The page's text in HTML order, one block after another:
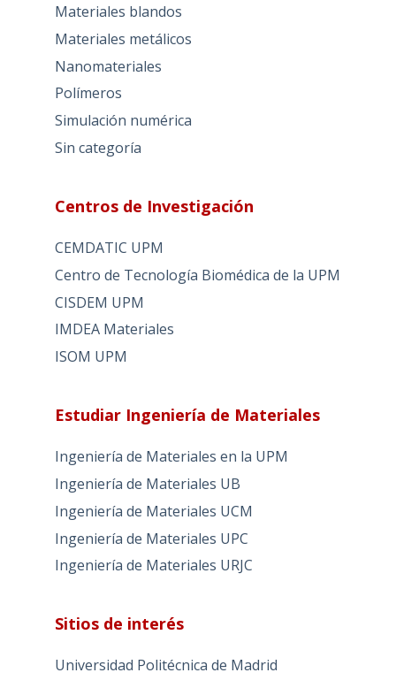
Materiales blandos
Materiales metálicos
Nanomateriales
Polímeros
Simulación numérica
Sin categoría
Centros de Investigación
CEMDATIC UPM
Centro de Tecnología Biomédica de la UPM
CISDEM UPM
IMDEA Materiales
ISOM UPM
Estudiar Ingeniería de Materiales
Ingeniería de Materiales en la UPM
Ingeniería de Materiales UB
Ingeniería de Materiales UCM
Ingeniería de Materiales UPC
Ingeniería de Materiales URJC
Sitios de interés
Universidad Politécnica de Madrid